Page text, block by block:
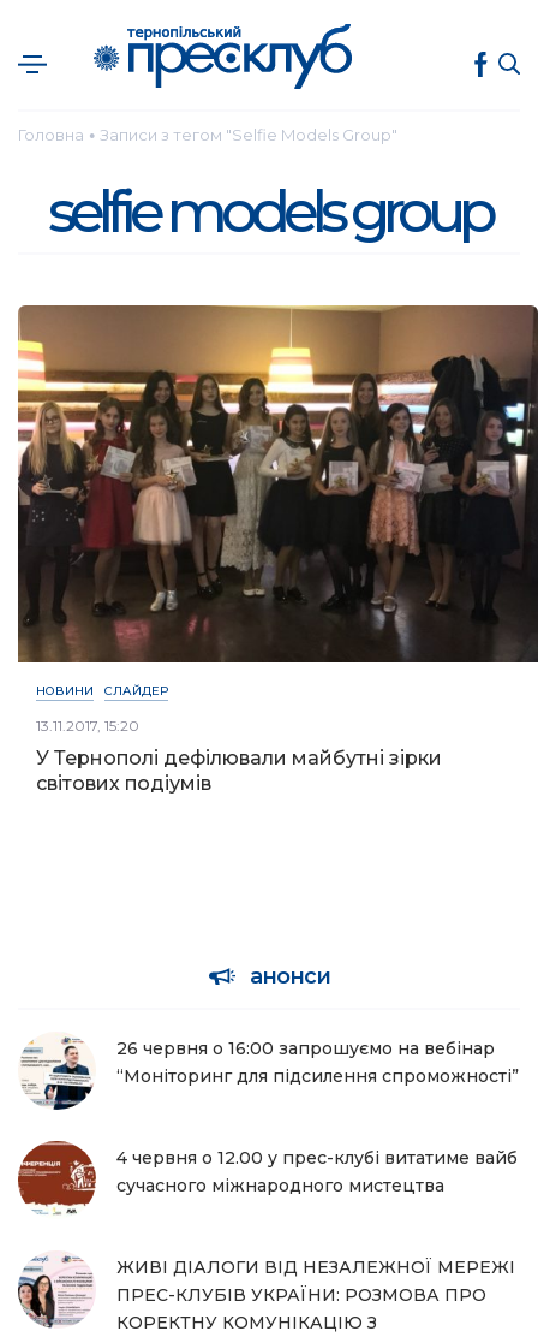
Головна ● Записи з тегом "Selfie Models Group"
selfie models group
НОВИНИ СЛАЙДЕР
13.11.2017, 15:20
У Тернополі дефілювали майбутні зірки
світових подіумів
анонси
26 червня о 16:00 запрошуємо на вебінар
“Моніторинг для підсилення спроможності”
4 червня о 12.00 у прес-клубі витатиме вайб
сучасного міжнародного мистецтва
ЖИВІ ДІАЛОГИ ВІД НЕЗАЛЕЖНОЇ МЕРЕЖІ
ПРЕС-КЛУБІВ УКРАЇНИ: РОЗМОВА ПРО
КОРЕКТНУ КОМУНІКАЦІЮ З